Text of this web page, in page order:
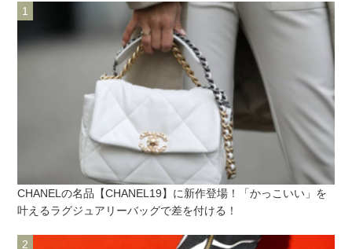
CHANELの名品【CHANEL19】に新作登場！「かっこいい」を
叶えるラグジュアリーバッグで差を付ける！